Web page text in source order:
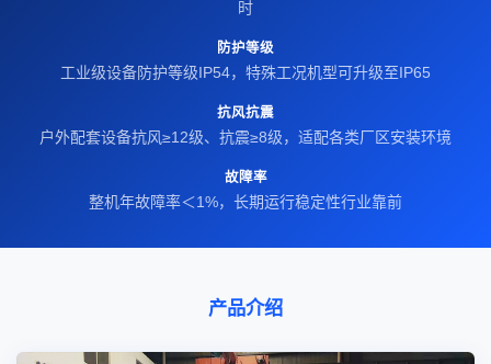
时
防护等级
工业级设备防护等级IP54，特殊工况机型可升级至IP65
抗风抗震
户外配套设备抗风≥12级、抗震≥8级，适配各类厂区安装环境
故障率
整机年故障率＜1%，长期运行稳定性行业靠前
产品介绍